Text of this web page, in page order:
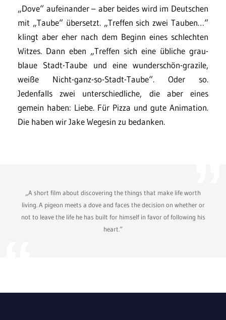
„Dove“ aufeinander – aber beides wird im Deutschen
mit „Taube“ übersetzt. „Treffen sich zwei Tauben…“
klingt aber eher nach dem Beginn eines schlechten
Witzes. Dann eben „Treffen sich eine übliche grau-
blaue Stadt-Taube und eine wunderschön-grazile,
weiße Nicht-ganz-so-Stadt-Taube“. Oder so.
Jedenfalls zwei unterschiedliche, die aber eines
gemein haben: Liebe. Für Pizza und gute Animation.
Die haben wir Jake Wegesin zu bedanken.
„A short film about discovering the things that make life worth
living. A pigeon meets a dove and faces the decision on whether or
not to leave the life he has built for himself in favor of following his
heart.“